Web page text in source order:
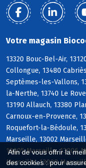
Afin de vous offrir la
des cookies : pour
Votre magasin
13320 Bouc-Bel-Air,
Collongue, 13480
Septèmes-les-Vallons,
la-Nerthe, 13740 Le
13190 Allauch, 13380
Carnoux-en-Provence,
Roquefort-la-Bédoule,
Marseille, 13002
13005 Marseille, 13006
Marseille, 13009